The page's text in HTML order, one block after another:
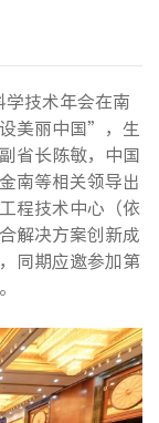
学技术年会在南
美丽中国”，生
省长陈敏，中国
南等相关领导出
程技术中心（依
解决方案创新成
同期应邀参加第